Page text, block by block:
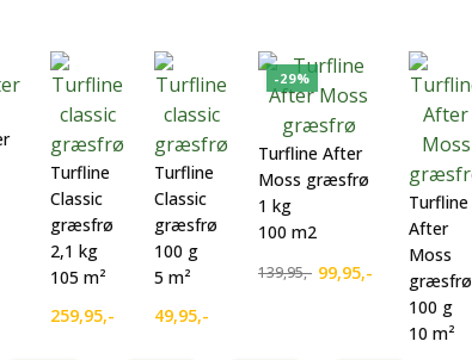
Turfline
Classic
græsfrø
2,1 kg
105 m²
259,95,-
Turfline
Classic
græsfrø
100 g
5 m²
49,95,-
-29%
Turfline After
Moss græsfrø
1 kg
100 m2
139,95,-
Den
99,95,-
Den
Turfline
After
Moss
græsfrø
100 g
10 m²